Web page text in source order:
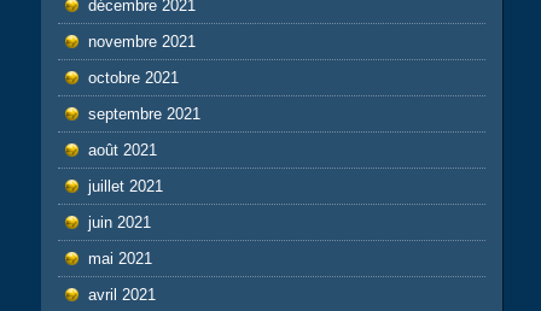
décembre 2021
novembre 2021
octobre 2021
septembre 2021
août 2021
juillet 2021
juin 2021
mai 2021
avril 2021